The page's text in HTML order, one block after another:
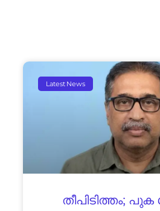
Latest News
തീപിടിത്തം;